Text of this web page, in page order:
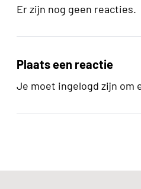
Er zijn nog geen reacties.
Plaats een reactie
Je moet ingelogd zijn om